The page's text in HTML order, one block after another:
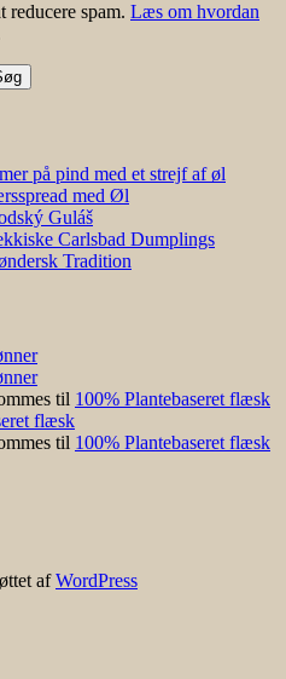
reducere spam. Læs om hvordan
på pind med et strejf af øl
med Øl
Guláš
Carlsbad Dumplings
Tradition
til 100% Plantebaseret flæsk
flæsk
til 100% Plantebaseret flæsk
afWordPress